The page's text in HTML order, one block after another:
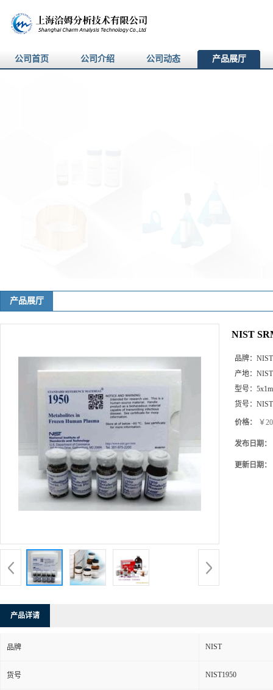
公司首页 公司介绍 公司动态 产品展厅
产品展厅
NIST
品牌： NIST
产地： NIST
型号：
货号：
价格： ￥
发布日期：
更新日期：
产品详请
品牌 NIST
货号 NIST1950